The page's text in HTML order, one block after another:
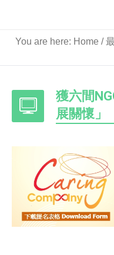
You are here: Home /
獲六間
展關懷」